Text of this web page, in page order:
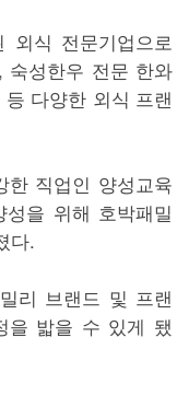
외식 전문기업으로
숙성한우 전문 한와
다양한 외식 프랜
한 직업인 양성교육
을 위해 호박패밀
다.
리 브랜드 및 프랜
을 밟을 수 있게 됐